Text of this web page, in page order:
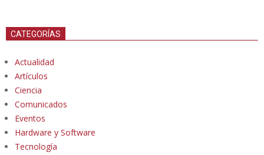
CATEGORÍAS
Actualidad
Artículos
Ciencia
Comunicados
Eventos
Hardware y Software
Tecnología